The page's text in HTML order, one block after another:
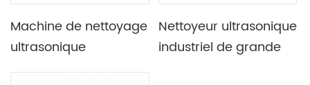
Machine de nettoyage
ultrasonique
Nettoyeur ultrasonique
industriel de grande